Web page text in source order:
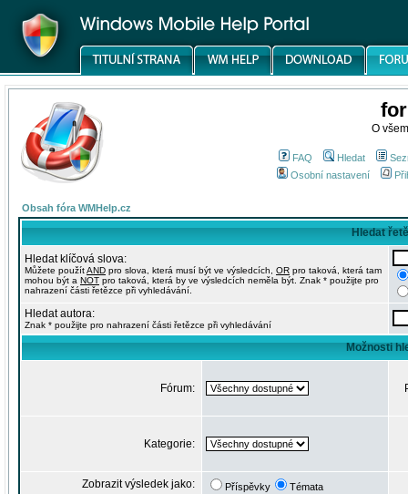
O
FAQ Hledat
Osobní nastavení
Obsah fóra WMHelp.cz
Hledat
Hledat klíčová slova:
Můžete použítAND pro slova, která musí být ve výsledcích, OR pro taková, která tam
mohou být a NOT pro taková, která by ve výsledcích neměla být. Znak * použijte pro
nahrazení části řetězce při vyhledávání.
Hledat autora:
Znak * použijte pro nahrazení části řetězce při vyhledávání
Možnosti
Fórum:
Kategorie:
Zobrazit výsledek jako: Příspěvky Témata